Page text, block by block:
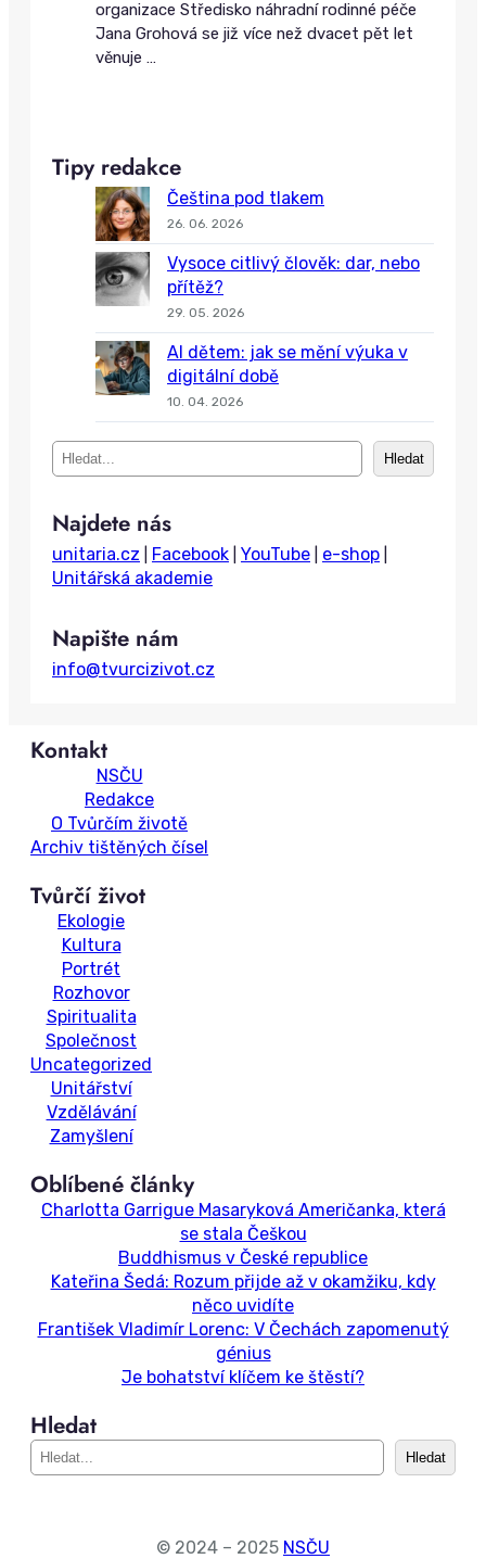
organizace Středisko náhradní rodinné péče
Jana Grohová se již více než dvacet pět let
věnuje …
Tipy redakce
Čeština pod tlakem
26. 06. 2026
Vysoce citlivý člověk: dar, nebo
přítěž?
29. 05. 2026
AI dětem: jak se mění výuka v
digitální době
10. 04. 2026
S
e
r
c
h
Hledat
Najdete nás
unitaria.cz Facebook YouTube e-shop
Unitářská akademie
Napište nám
info@tvurcizivot.cz
Kontakt
NSČU
Redakce
O Tvůrčím životě
Archiv tištěných čísel
Tvůrčí život
Ekologie
Kultura
Portrét
Rozhovor
Spiritualita
Společnost
Uncategorized
Unitářství
Vzdělávání
Zamyšlení
Oblíbené články
Charlotta Garrigue Masaryková Američanka, která
se stala Češkou
Buddhismus v České republice
Kateřina Šedá: Rozum přijde až v okamžiku, kdy
něco uvidíte
František Vladimír Lorenc: V Čechách zapomenutý
génius
Je bohatství klíčem ke štěstí?
Hledat
e
c
Hledat
© 2024 – 2025 NSČU